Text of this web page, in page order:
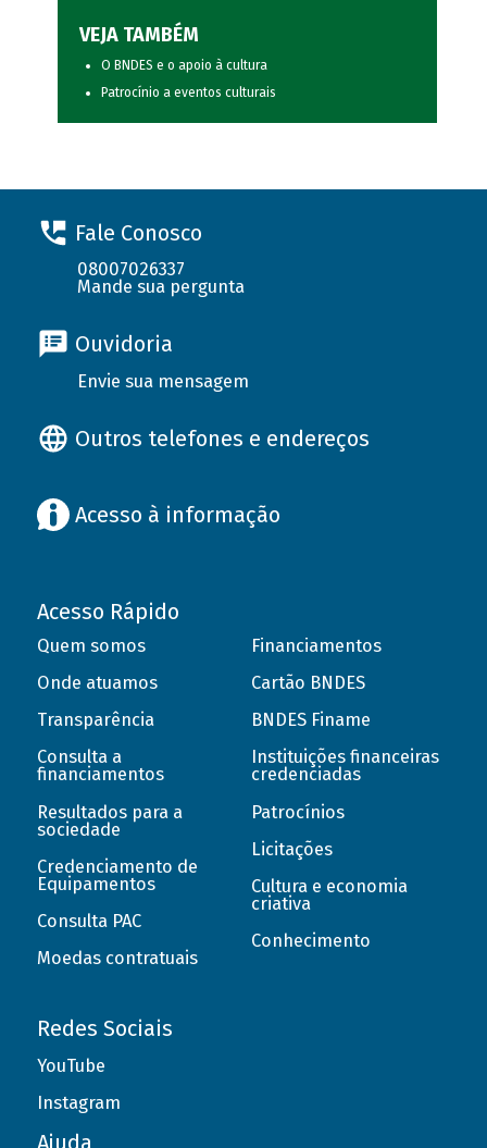
VEJA TAMBÉM
O BNDES e o apoio à cultura
Patrocínio a eventos culturais
Fale Conosco
08007026337
Mande sua pergunta
Ouvidoria
Envie sua mensagem
Outros telefones e endereços
Acesso à informação
Acesso Rápido
Quem somos
Onde atuamos
Transparência
Consulta a
financiamentos
Resultados para a
sociedade
Credenciamento de
Equipamentos
Consulta PAC
Moedas contratuais
Financiamentos
Cartão BNDES
BNDES Finame
Instituições financeiras
credenciadas
Patrocínios
Licitações
Cultura e economia
criativa
Conhecimento
Redes Sociais
YouTube
Instagram
Ajuda